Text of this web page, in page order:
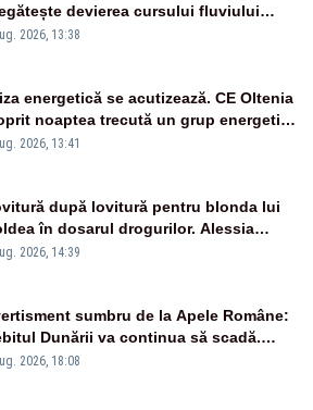
devierea cursului fluviului
Cernavodă – VIDEO
2026, 13:38
energetică se acutizează. CE Oltenia
noaptea trecută un grup energetic
la Rovinari
2026, 13:41
după lovitură pentru blonda lui
în dosarul drogurilor. Alessia
explică decizia magistraților
2026, 14:39
sumbru de la Apele Române:
Dunării va continua să scadă.
s-ar putea închide în 4 zile
2026, 18:08